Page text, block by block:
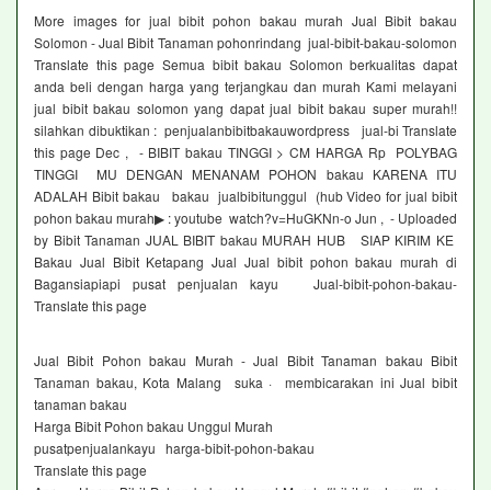
More images for jual bibit pohon bakau murah Jual Bibit bakau
Solomon - Jual Bibit Tanaman pohonrindang jual-bibit-bakau-solomon
Translate this page Semua bibit bakau Solomon berkualitas dapat
anda beli dengan harga yang terjangkau dan murah Kami melayani
jual bibit bakau solomon yang dapat jual bibit bakau super murah!!
silahkan dibuktikan : penjualanbibitbakauwordpress jual-bi Translate
this page Dec , - BIBIT bakau TINGGI > CM HARGA Rp POLYBAG
TINGGI MU DENGAN MENANAM POHON bakau KARENA ITU
ADALAH Bibit bakau bakau jualbibitunggul (hub Video for jual bibit
pohon bakau murah▶ : youtube watch?v=HuGKNn-o Jun , - Uploaded
by Bibit Tanaman JUAL BIBIT bakau MURAH HUB SIAP KIRIM KE
Bakau Jual Bibit Ketapang Jual Jual bibit pohon bakau murah di
Bagansiapiapi pusat penjualan kayu Jual-bibit-pohon-bakau-
Translate this page
Jual Bibit Pohon bakau Murah - Jual Bibit Tanaman bakau Bibit
Tanaman bakau, Kota Malang suka · membicarakan ini Jual bibit
tanaman bakau
Harga Bibit Pohon bakau Unggul Murah
pusatpenjualankayu harga-bibit-pohon-bakau
Translate this page